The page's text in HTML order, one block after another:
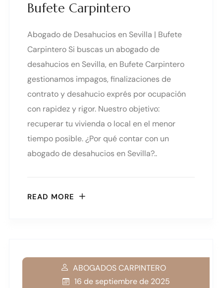
Bufete Carpintero
Abogado de Desahucios en Sevilla | Bufete
Carpintero Si buscas un abogado de
desahucios en Sevilla, en Bufete Carpintero
gestionamos impagos, finalizaciones de
contrato y desahucio exprés por ocupación
con rapidez y rigor. Nuestro objetivo:
recuperar tu vivienda o local en el menor
tiempo posible. ¿Por qué contar con un
abogado de desahucios en Sevilla?..
READ MORE
ABOGADOS CARPINTERO
16 de septiembre de 2025